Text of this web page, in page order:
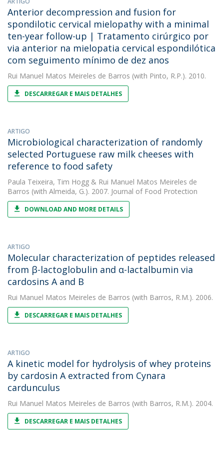
Anterior decompression and fusion for
spondilotic cervical mielopathy with a minimal
ten-year follow-up | Tratamento cirúrgico por
via anterior na mielopatia cervical espondilótica
com seguimento mínimo de dez anos
Rui Manuel Matos Meireles de Barros (with Pinto, R.P.). 2010.
DESCARREGAR E MAIS DETALHES
ARTIGO
Microbiological characterization of randomly
selected Portuguese raw milk cheeses with
reference to food safety
Paula Teixeira, Tim Hogg & Rui Manuel Matos Meireles de
Barros (with Almeida, G.). 2007. Journal of Food Protection
DOWNLOAD AND MORE DETAILS
ARTIGO
Molecular characterization of peptides released
from β-lactoglobulin and α-lactalbumin via
cardosins A and B
Rui Manuel Matos Meireles de Barros (with Barros, R.M.). 2006.
DESCARREGAR E MAIS DETALHES
ARTIGO
A kinetic model for hydrolysis of whey proteins
by cardosin A extracted from Cynara
cardunculus
Rui Manuel Matos Meireles de Barros (with Barros, R.M.). 2004.
DESCARREGAR E MAIS DETALHES